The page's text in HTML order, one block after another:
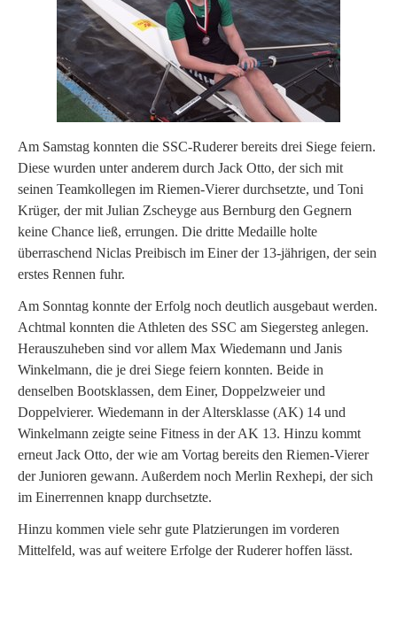
Am Samstag konnten die SSC-Ruderer bereits drei Siege feiern.
Diese wurden unter anderem durch Jack Otto, der sich mit
seinen Teamkollegen im Riemen-Vierer durchsetzte, und Toni
Krüger, der mit Julian Zscheyge aus Bernburg den Gegnern
keine Chance ließ, errungen. Die dritte Medaille holte
überraschend Niclas Preibisch im Einer der 13-jährigen, der sein
erstes Rennen fuhr.
Am Sonntag konnte der Erfolg noch deutlich ausgebaut werden.
Achtmal konnten die Athleten des SSC am Siegersteg anlegen.
Herauszuheben sind vor allem Max Wiedemann und Janis
Winkelmann, die je drei Siege feiern konnten. Beide in
denselben Bootsklassen, dem Einer, Doppelzweier und
Doppelvierer. Wiedemann in der Altersklasse (AK) 14 und
Winkelmann zeigte seine Fitness in der AK 13. Hinzu kommt
erneut Jack Otto, der wie am Vortag bereits den Riemen-Vierer
der Junioren gewann. Außerdem noch Merlin Rexhepi, der sich
im Einerrennen knapp durchsetzte.
Hinzu kommen viele sehr gute Platzierungen im vorderen
Mittelfeld, was auf weitere Erfolge der Ruderer hoffen lässt.